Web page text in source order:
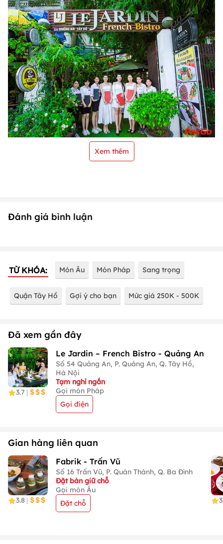
Xem thêm
Đánh giá bình luận
TỪ KHÓA: Món Âu Món Pháp Sang trọng
Quận Tây Hồ Gợi ý cho bạn Mức giá 250K - 500K
Đã xem gần đây
3.7 |
Le Jardin – French Bistro - Quảng An
Số 54 Quảng An, P. Quảng An, Q. Tây Hồ,
Hà Nội
Tạm nghỉ ngắn
Gọi món Pháp
Gọi điện
Gian hàng liên quan
3.8 |
Fabrik - Trấn Vũ
Số 16 Trấn Vũ, P. Quán Thánh, Q. Ba Đình
Đặt bàn giữ chỗ
Gọi món Âu
Đặt chỗ